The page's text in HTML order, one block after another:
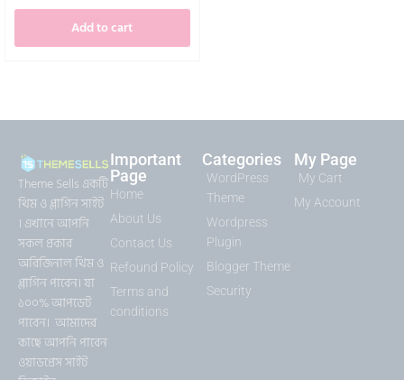
Add to cart
Theme Sells একটি
থিম ও প্লাগিন সাইট
। এখানে আপনি
সকল প্রকার
অরিজিনাল থিম ও
প্লাগিন পাবেন। যা
১০০% আপডেট
পাবেন। আমাদের
কাছে আপনি পাবেন
ওয়াডপ্রেস সাইট
Important
Page
Home
About Us
Contact Us
Refound Policy
Terms and
conditions
Categories
WordPress
Theme
Wordpress
Plugin
Blogger Theme
Security
My Page
My Cart
My Account